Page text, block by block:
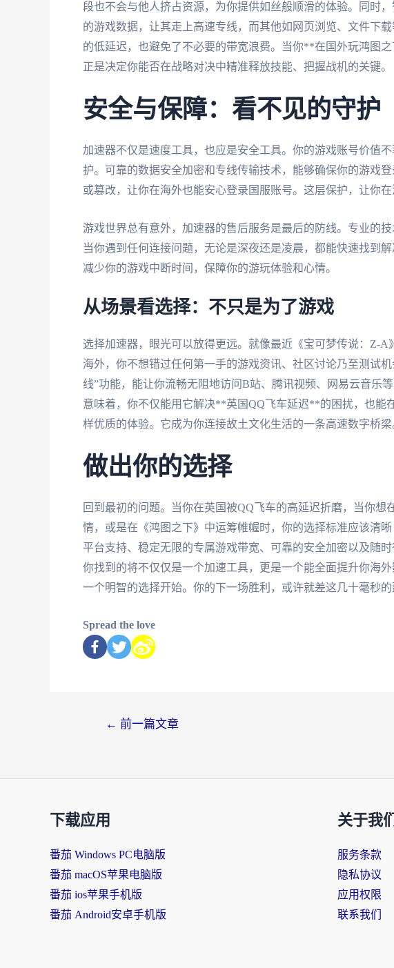
段也不会与他人挤占资源，为你提供如丝般顺滑的体验。同时
的游戏数据，让其走上高速专线，而其他如网页浏览、文件下
的低延迟，也避免了不必要的带宽浪费。当你**在国外玩鸿图
正是决定你能否在战略对决中精准释放技能、把握战机的关键。
安全与保障：看不见的守护
加速器不仅是速度工具，也应是安全工具。你的游戏账号价值
护。可靠的数据安全加密和专线传输技术，能够确保你的游戏
或篡改，让你在海外也能安心登录国服账号。这层保护，让你在
游戏世界总有意外，加速器的售后服务是最后的防线。专业的
当你遇到任何连接问题，无论是深夜还是凌晨，都能快速找到
减少你的游戏中断时间，保障你的游玩体验和心情。
从场景看选择：不只是为了游戏
选择加速器，眼光可以放得更远。就像最近《宝可梦传说：Z-
海外，你不想错过任何第一手的游戏资讯、社区讨论乃至测试
线”功能，能让你流畅无阻地访问B站、腾讯视频、网易云音乐
意味着，你不仅能用它解决**英国QQ飞车延迟**的困扰，也能
样优质的体验。它成为你连接故土文化生活的一条高速数字桥梁
做出你的选择
回到最初的问题。当你在英国被QQ飞车的高延迟折磨，当你想
情，或是在《鸿图之下》中运筹帷幄时，你的选择标准应该清
平台支持、稳定无限的专属游戏带宽、可靠的安全加密以及随
你找到的将不仅仅是一个加速工具，更是一个能全面提升你海
一个明智的选择开始。你的下一场胜利，或许就差这几十毫秒的
Spread the love
← 前一篇文章
下载应用
番茄 Windows PC电脑版
番茄 macOS苹果电脑版
番茄 ios苹果手机版
番茄 Android安卓手机版
关于我们
服务条款
隐私协议
应用权限
联系我们